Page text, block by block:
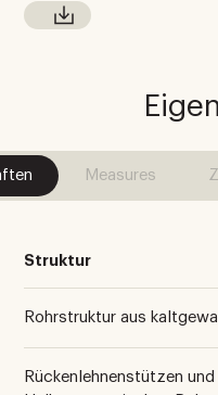
Measures
Struktur
Rohrstruktur aus
Rückenlehnenstützen